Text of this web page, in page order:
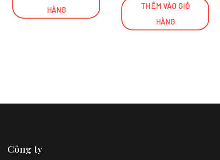
HÀNG
THÊM VÀO GIỎ
HÀNG
Công ty